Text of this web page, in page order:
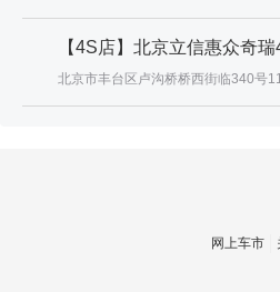
【4S店】北京立信惠众奇
北京市丰台区卢沟桥桥西街临340号
网上车市